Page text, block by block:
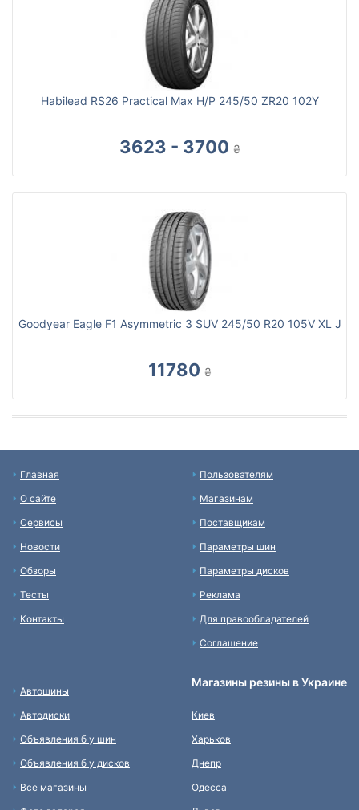
Habilead RS26 Practical Max H/P 245/50 ZR20 102Y
3623 - 3700 ₴
Goodyear Eagle F1 Asymmetric 3 SUV 245/50 R20 105V XL J
11780 ₴
Главная
О сайте
Сервисы
Новости
Обзоры
Тесты
Контакты
Пользователям
Магазинам
Поставщикам
Параметры шин
Параметры дисков
Реклама
Для правообладателей
Соглашение
Автошины
Автодиски
Объявления б у шин
Объявления б у дисков
Все магазины
Магазины резины в Украине
Киев
Харьков
Днепр
Одесса